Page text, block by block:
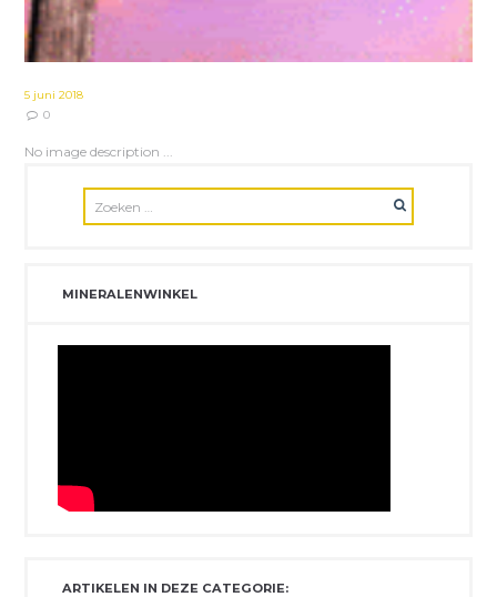
5 juni 2018
0
No image description ...
MINERALENWINKEL
ARTIKELEN IN DEZE CATEGORIE: